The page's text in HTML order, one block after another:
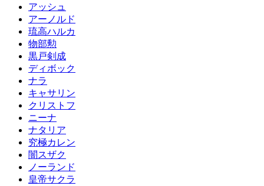
アッシュ
アーノルド
琉高ハルカ
物部勲
黒戸剣成
ディボック
ナラ
キャサリン
クリストフ
ニーナ
ナタリア
究極カレン
闇スザク
ノーランド
皇帝サクラ